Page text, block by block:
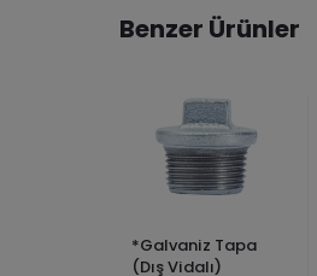
Benzer Ürünler
*Galvaniz Tapa
(Dış Vidalı)